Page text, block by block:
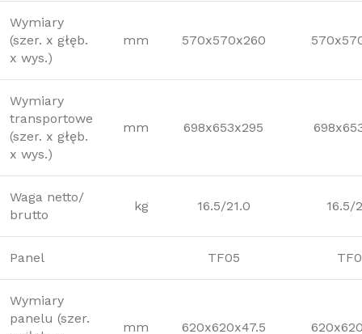
Wymiary
(szer. x głęb.
x wys.)
mm 570x570x260
Wymiary
transportowe
(szer. x głęb.
x wys.)
mm 698x653x295
Waga netto/
brutto
kg 16.5/21.0 16.5/
Panel TF05
Wymiary
panelu (szer.
mm 620x620x47.5